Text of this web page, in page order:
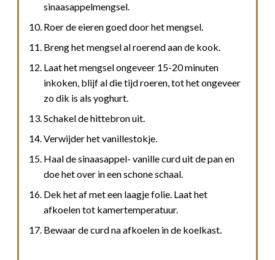
sinaasappelmengsel.
Roer de eieren goed door het mengsel.
Breng het mengsel al roerend aan de kook.
Laat het mengsel ongeveer 15-20 minuten
inkoken, blijf al die tijd roeren, tot het ongeveer
zo dik is als yoghurt.
Schakel de hittebron uit.
Verwijder het vanillestokje.
Haal de sinaasappel- vanille curd uit de pan en
doe het over in een schone schaal.
Dek het af met een laagje folie. Laat het
afkoelen tot kamertemperatuur.
Bewaar de curd na afkoelen in de koelkast.